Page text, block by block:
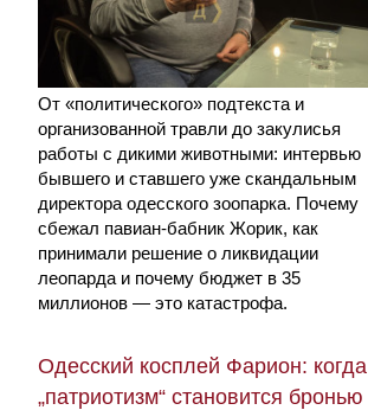
От «политического» подтекста и
организованной травли до закулисья
работы с дикими животными: интервью
бывшего и ставшего уже скандальным
директора одесского зоопарка. Почему
сбежал павиан-бабник Жорик, как
принимали решение о ликвидации
леопарда и почему бюджет в 35
миллионов — это катастрофа.
Одесский косплей Фарион: когда
„патриотизм“ становится бронью